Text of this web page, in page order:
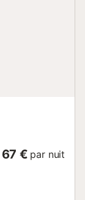
67 € par nuit